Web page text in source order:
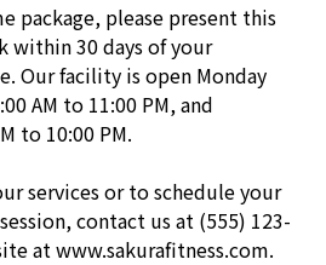
package, please present this
within 30 days of your
Our facility is open Monday
AM to 11:00 PM, and
to 10:00 PM.
services or to schedule your
contact us at (555) 123-
at www.sakurafitness.com.